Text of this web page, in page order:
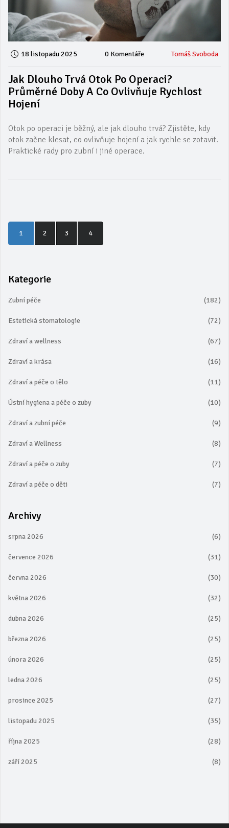
18 listopadu 2025 0 Komentáře Tomáš Svoboda
Jak Dlouho Trvá Otok Po Operaci?
Průměrné Doby A Co Ovlivňuje Rychlost
Hojení
Otok po operaci je běžný, ale jak dlouho trvá? Zjistěte, kdy
otok začne klesat, co ovlivňuje hojení a jak rychle se zotavit.
Praktické rady pro zubní i jiné operace.
1 2 3 4
Kategorie
Zubní péče (182)
Estetická stomatologie (72)
Zdraví a wellness (67)
Zdraví a krása (16)
Zdraví a péče o tělo (11)
Ústní hygiena a péče o zuby (10)
Zdraví a zubní péče (9)
Zdraví a Wellness (8)
Zdraví a péče o zuby (7)
Zdraví a péče o děti (7)
Archivy
srpna 2026 (6)
července 2026 (31)
června 2026 (30)
května 2026 (32)
dubna 2026 (25)
března 2026 (25)
února 2026 (25)
ledna 2026 (25)
prosince 2025 (27)
listopadu 2025 (35)
října 2025 (28)
září 2025 (8)